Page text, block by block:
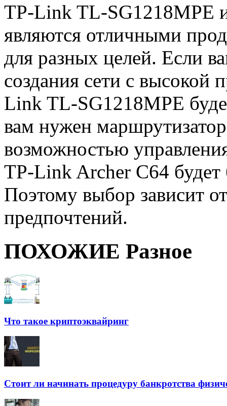
TP-Link TL-SG1218MPE
являются отличными
для разных целей. Если
создания сети с высокой
Link TL-SG1218MPE
вам нужен
возможностью
TP-Link Archer C64
Поэтому выбор зависит
предпочтений.
ПОХОЖИЕ Разное
Что такое криптоэквайринг
Стоит ли начинать процедуру банкротства